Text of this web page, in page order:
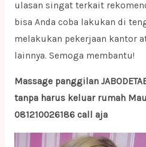
ulasan singat terkait
bisa Anda coba lakukan di
melakukan pekerjaan kantor
lainnya. Semoga membantu!
Massage panggilan
tanpa harus keluar rumah
081210026186 call aja